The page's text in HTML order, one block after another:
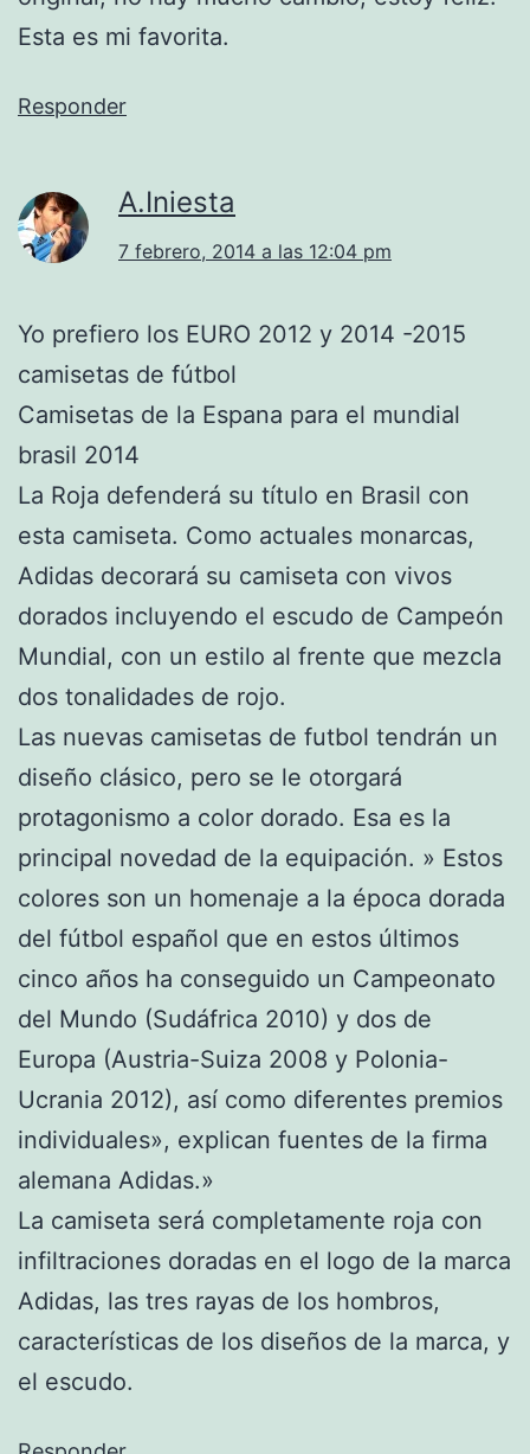
Esta es mi favorita.
Responder
A.Iniesta
7 febrero, 2014 a las 12:04 pm
Yo prefiero los EURO 2012 y 2014 -2015
camisetas de fútbol
Camisetas de la Espana para el mundial
brasil 2014
La Roja defenderá su título en Brasil con
esta camiseta. Como actuales monarcas,
Adidas decorará su camiseta con vivos
dorados incluyendo el escudo de Campeón
Mundial, con un estilo al frente que mezcla
dos tonalidades de rojo.
Las nuevas camisetas de futbol tendrán un
diseño clásico, pero se le otorgará
protagonismo a color dorado. Esa es la
principal novedad de la equipación. » Estos
colores son un homenaje a la época dorada
del fútbol español que en estos últimos
cinco años ha conseguido un Campeonato
del Mundo (Sudáfrica 2010) y dos de
Europa (Austria-Suiza 2008 y Polonia-
Ucrania 2012), así como diferentes premios
individuales», explican fuentes de la firma
alemana Adidas.»
La camiseta será completamente roja con
infiltraciones doradas en el logo de la marca
Adidas, las tres rayas de los hombros,
características de los diseños de la marca, y
el escudo.